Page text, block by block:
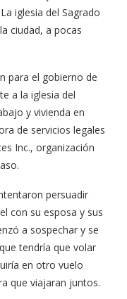
iglesia del Sagrado
ciudad, a pocas
para el gobierno de
a la iglesia del
y vivienda en
de servicios legales
Inc., organización
persuadir
con su esposa y sus
a sospechar y se
tendría que volar
en otro vuelo
que viajaran juntos.